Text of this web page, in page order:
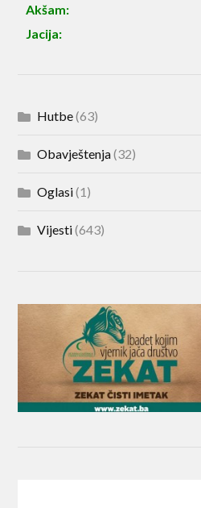
Akšam:
Jacija:
Hutbe(63)
Obavještenja(32)
Oglasi(1)
Vijesti(643)